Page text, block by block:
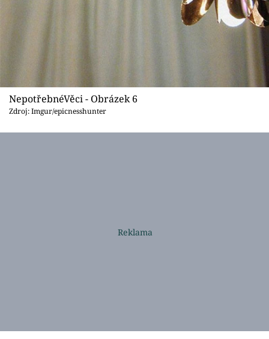
NepotřebnéVěci - Obrázek 6
Zdroj: Imgur/epicnesshunter